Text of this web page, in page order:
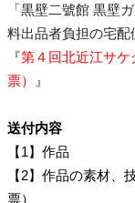
「黒壁二號館 黒壁
料出品者負担の宅配
『第４回北近江サ
票）
』
送付内容
【1】作品
【2】作品の素材、
票）